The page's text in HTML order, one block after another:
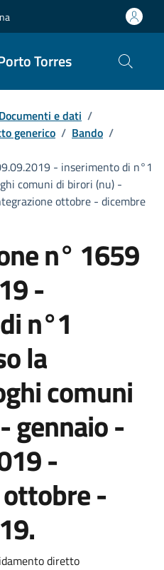
Torres
Documenti e dati /
generico / Bando /
- inserimento di n°1
comuni di birori (nu) -
ottobre - dicembre
n° 1659
-
n°1
la
comuni
gennaio -
-
-
diretto